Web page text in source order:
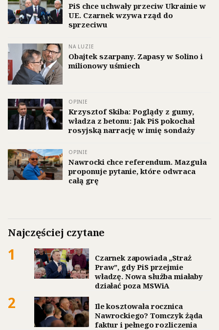
PiS chce uchwały przeciw Ukrainie w
UE. Czarnek wzywa rząd do
sprzeciwu
NA LUZIE
Obajtek szarpany. Zapasy w Solino i
milionowy uśmiech
OPINIE
Krzysztof Skiba: Poglądy z gumy,
władza z betonu: Jak PiS pokochał
rosyjską narrację w imię sondaży
OPINIE
Nawrocki chce referendum. Mazguła
proponuje pytanie, które odwraca
całą grę
Najczęściej czytane
1
Czarnek zapowiada „Straż
Praw”, gdy PiS przejmie
władzę. Nowa służba miałaby
działać poza MSWiA
2
Ile kosztowała rocznica
Nawrockiego? Tomczyk żąda
faktur i pełnego rozliczenia